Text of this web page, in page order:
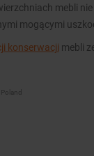
mebli
mogącymi
konserwacji mebli